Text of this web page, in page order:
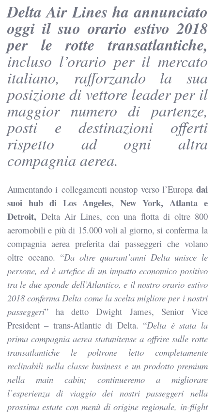
Delta Air Lines ha annunciato
oggi il suo orario estivo 2018
per le rotte transatlantiche,
incluso l’orario per il mercato
italiano, rafforzando la sua
posizione di vettore leader per il
maggior numero di partenze,
posti e destinazioni offerti
rispetto ad ogni altra
compagnia aerea.
Aumentando i collegamenti nonstop verso l’Europa dai
suoi hub di Los Angeles, New York, Atlanta e
Detroit,Delta Air Lines, conuna flotta di oltre 800
aeromobili e più di 15.000 voli al giorno, si conferma la
compagnia aerea preferita dai passeggeri che volano
oltre oceano. “Da oltre quarant’anni Delta unisce le
persone, ed è artefice di un impatto economico positivo
tra le due sponde dell’Atlantico, e il nostro orario estivo
2018 conferma Delta come la scelta migliore per i nostri
passeggeri” ha detto Dwight James, Senior Vice
President – trans-Atlantic di Delta. “Delta è stata la
prima compagnia aerea statunitense a offrire sulle rotte
transatlantiche le poltrone letto completamente
reclinabili nella classe business e un prodotto premium
nella main cabin; continueremo a migliorare
l’esperienza di viaggio dei nostri passeggeri nella
prossima estate con menù di origine regionale, in-flight